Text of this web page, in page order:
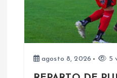
ó
n
agosto 8, 2026 5